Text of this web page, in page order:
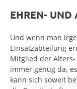
EHREN- UND
Und wenn man
Einsatzabteilung
Mitglied der
immer genug da,
kann sich soweit